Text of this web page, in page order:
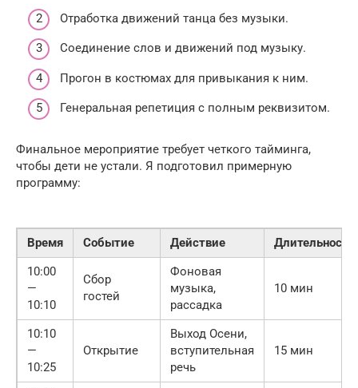
Отработка движений танца без музыки.
Соединение слов и движений под музыку.
Прогон в костюмах для привыкания к ним.
Генеральная репетиция с полным реквизитом.
Финальное мероприятие требует четкого тайминга,
чтобы дети не устали. Я подготовил примерную
программу:
Время Событие Действие
Длительность
10:00
—
10:10
Сбор
гостей
Фоновая
музыка,
рассадка
10 мин
10:10
—
10:25
Открытие
Выход Осени,
вступительная
речь
15 мин